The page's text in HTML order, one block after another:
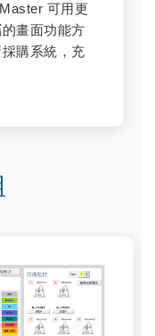
可用更
畫面功能方
購系統，充